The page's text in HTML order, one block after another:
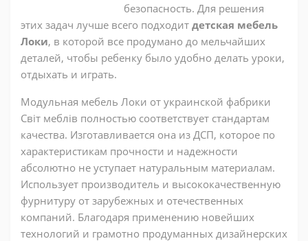
безопасность. Для решения
этих задач лучше всего подходит детская мебель
Локи, в которой все продумано до мельчайших
деталей, чтобы ребенку было удобно делать уроки,
отдыхать и играть.
Модульная мебель Локи от украинской фабрики
Світ меблів полностью соответствует стандартам
качества. Изготавливается она из ДСП, которое по
характеристикам прочности и надежности
абсолютно не уступает натуральным материалам.
Использует производитель и высококачественную
фурнитуру от зарубежных и отечественных
компаний. Благодаря применению новейших
технологий и грамотно продуманных дизайнерских